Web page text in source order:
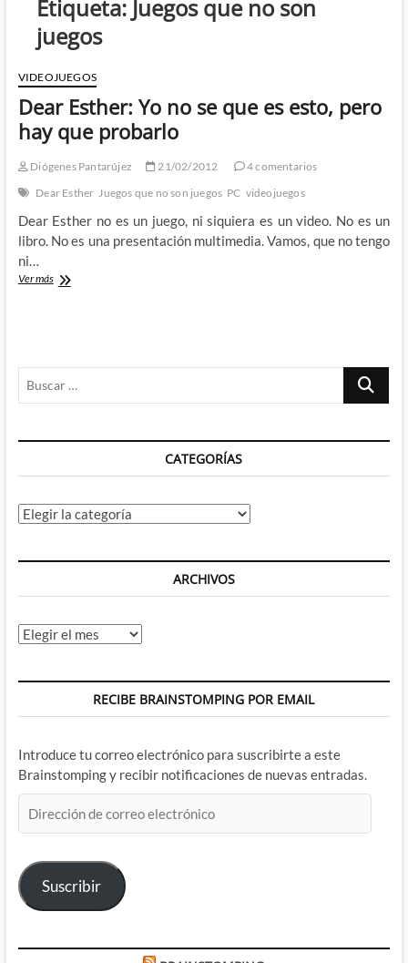
Etiqueta: Juegos que no son
juegos
VIDEOJUEGOS
Dear Esther: Yo no se que es esto, pero
hay que probarlo
Diógenes Pantarújez 21/02/2012
4 comentarios
Dear Esther Juegos que no son juegos PC videojuegos
Dear Esther no es un juego, ni siquiera es un video. No es un
libro. No es una presentación multimedia. Vamos, que no tengo
ni…
Ver másDear
esto,
pero
que
Buscar
CATEGORÍAS
Categorías
ARCHIVOS
Archivos
RECIBE BRAINSTOMPING POR EMAIL
Introduce tu correo electrónico para suscribirte a este
Brainstomping y recibir notificaciones de nuevas entradas.
de
electrónico
Suscribir